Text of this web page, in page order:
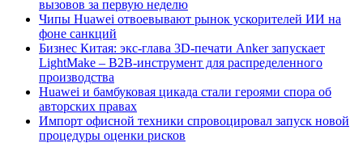
вызовов за первую неделю
Чипы Huawei отвоевывают рынок ускорителей ИИ на
фоне санкций
Бизнес Китая: экс-глава 3D-печати Anker запускает
LightMake – B2B-инструмент для распределенного
производства
Huawei и бамбуковая цикада стали героями спора об
авторских правах
Импорт офисной техники спровоцировал запуск новой
процедуры оценки рисков